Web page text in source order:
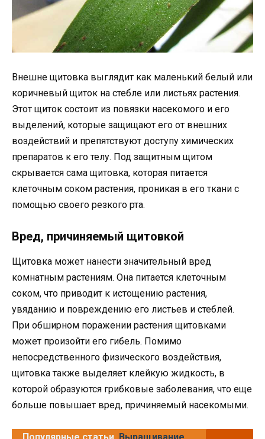
Внешне щитовка выглядит как маленький белый или
коричневый щиток на стебле или листьях растения.
Этот щиток состоит из повязки насекомого и его
выделений, которые защищают его от внешних
воздействий и препятствуют доступу химических
препаратов к его телу. Под защитным щитом
скрывается сама щитовка, которая питается
клеточным соком растения, проникая в его ткани с
помощью своего резкого рта.
Вред, причиняемый щитовкой
Щитовка может нанести значительный вред
комнатным растениям. Она питается клеточным
соком, что приводит к истощению растения,
увяданию и повреждению его листьев и стеблей.
При обширном поражении растения щитовками
может произойти его гибель. Помимо
непосредственного физического воздействия,
щитовка также выделяет клейкую жидкость, в
которой образуются грибковые заболевания, что еще
больше повышает вред, причиняемый насекомыми.